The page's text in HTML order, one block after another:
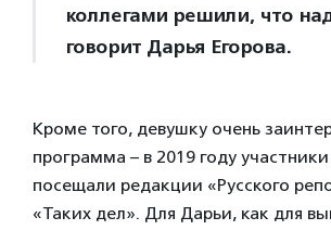
коллегами решили, что
говорит Дарья Егорова.
Кроме того, девушку очень
программа – в 2019 году
посещали редакции «Русского
«Таких дел». Для Дарьи, как для